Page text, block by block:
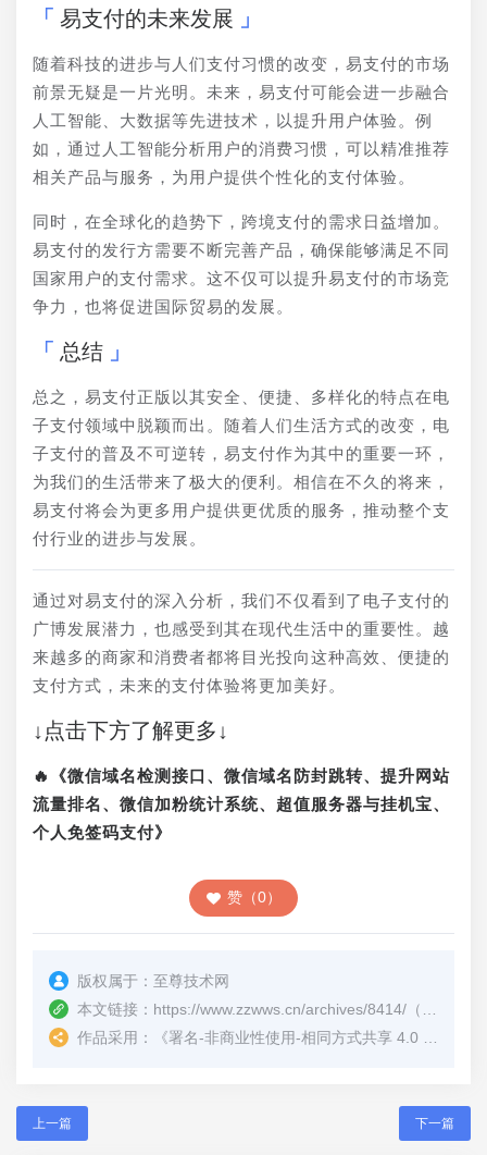
易支付的未来发展
随着科技的进步与人们支付习惯的改变，易支付的市场
前景无疑是一片光明。未来，易支付可能会进一步融合
人工智能、大数据等先进技术，以提升用户体验。例
如，通过人工智能分析用户的消费习惯，可以精准推荐
相关产品与服务，为用户提供个性化的支付体验。
同时，在全球化的趋势下，跨境支付的需求日益增加。
易支付的发行方需要不断完善产品，确保能够满足不同
国家用户的支付需求。这不仅可以提升易支付的市场竞
争力，也将促进国际贸易的发展。
总结
总之，易支付正版以其安全、便捷、多样化的特点在电
子支付领域中脱颖而出。随着人们生活方式的改变，电
子支付的普及不可逆转，易支付作为其中的重要一环，
为我们的生活带来了极大的便利。相信在不久的将来，
易支付将会为更多用户提供更优质的服务，推动整个支
付行业的进步与发展。
通过对易支付的深入分析，我们不仅看到了电子支付的
广博发展潜力，也感受到其在现代生活中的重要性。越
来越多的商家和消费者都将目光投向这种高效、便捷的
支付方式，未来的支付体验将更加美好。
↓点击下方了解更多↓
🔥《微信域名检测接口、微信域名防封跳转、提升网站
流量排名、微信加粉统计系统、超值服务器与挂机宝、
个人免签码支付》
赞（0）
版权属于： 至尊技术网
本文链接： https://www.zzwws.cn/archives/8414/ （转载时请注明本文出处及文章链接）
作品采用：
《署名-非商业性使用-相同方式共享 4.0 国际 (CC BY-NC-SA 4.0)
上一篇 下一篇